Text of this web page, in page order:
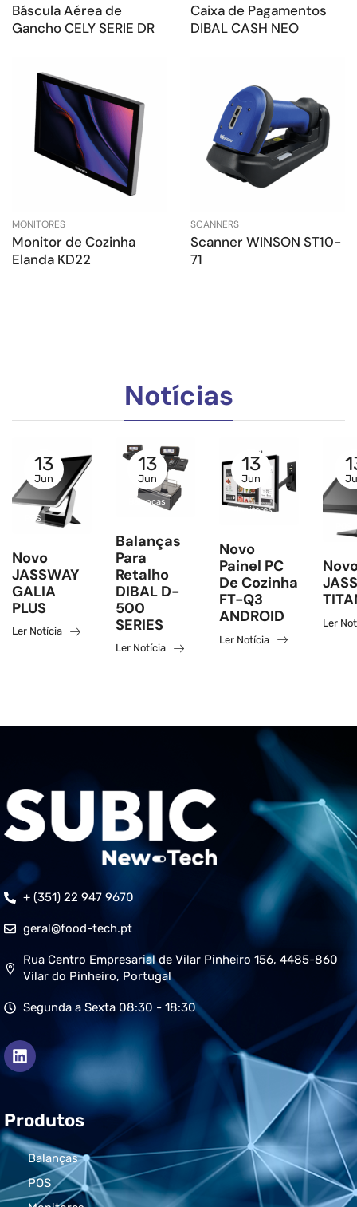
Báscula Aérea de
Gancho CELY SERIE DR
Caixa de Pagamentos
DIBAL CASH NEO
MONITORES
Monitor de Cozinha
Elanda KD22
SCANNERS
Scanner WINSON ST10-
71
Notícias
13
Jun
POS
Novo
JASSWAY
GALIA
PLUS
Ler Notícia
13
Jun
Balanças
Balanças
Para
Retalho
DIBAL D-
500
SERIES
Ler Notícia
13
Jun
Monitores
Novo
Painel PC
De Cozinha
FT-Q3
ANDROID
Ler Notícia
Ler
+ (351) 22 947 9670
geral@food-tech.pt
Rua Centro Empresarial de Vilar Pinheiro 156, 4485-860
Vilar do Pinheiro, Portugal
Segunda a Sexta 08:30 - 18:30
Produtos
Balanças
POS